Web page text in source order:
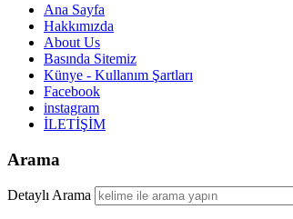
Ana Sayfa
Hakkımızda
About Us
Basında Sitemiz
Künye - Kullanım Şartları
Facebook
instagram
İLETİŞİM
Arama
Detaylı Arama